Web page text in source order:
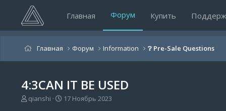
Главная Форум Купить
Главная Форум Information ❔ Pre-Sale Questions
4:3CAN IT BE USED
А
qianshi
Д17 Ноябрь 2023